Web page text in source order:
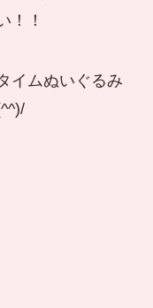
！！
イムぬいぐるみ